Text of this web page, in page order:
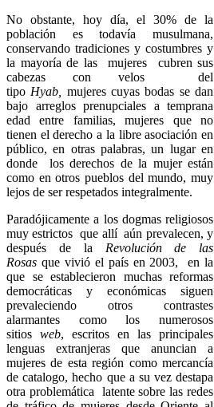
No obstante, hoy día, el 30% de la
población es todavía musulmana,
conservando tradiciones y costumbres y
la mayoría de las mujeres cubren sus
cabezas con velos del
tipo Hyab, mujeres cuyas bodas se dan
bajo arreglos prenupciales a temprana
edad entre familias, mujeres que no
tienen el derecho a la libre asociación en
público, en otras palabras, un lugar en
donde los derechos de la mujer están
como en otros pueblos del mundo, muy
lejos de ser respetados integralmente.
Paradójicamente a los dogmas religiosos
muy estrictos que allí aún prevalecen, y
después de la Revolución de las
Rosas que vivió el país en 2003, en la
que se establecieron muchas reformas
democráticas y económicas siguen
prevaleciendo otros contrastes
alarmantes como los numerosos
sitiosweb, escritos en las principales
lenguas extranjeras que anuncian a
mujeres de esta región como mercancía
de catalogo, hecho que a su vez destapa
otra problemática latente sobre las redes